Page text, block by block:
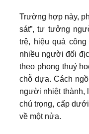
Trường hợp này,
sát”, tư tưởng
trệ, hiệu quả
nhiều người đối
theo phong thuỷ
chỗ dựa. Cách
người nhiệt thành,
chú trọng, cấp
về một nửa.